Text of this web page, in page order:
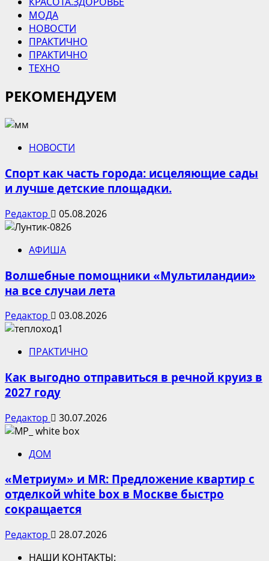
МОДА
НОВОСТИ
ПРАКТИЧНО
ПРАКТИЧНО
ТЕХНО
РЕКОМЕНДУЕМ
НОВОСТИ
Спорт как часть города: исцеляющие сады
и лучше детские площадки.
Редактор 05.08.2026
АФИША
Волшебные помощники «Мультиландии»
на все случаи лета
Редактор 03.08.2026
ПРАКТИЧНО
Как выгодно отправиться в речной круиз в
2027 году
Редактор 30.07.2026
ДОМ
«Метриум» и MR: Предложение квартир с
отделкой white box в Москве быстро
сокращается
Редактор
28.07.2026
НАШИ КОНТАКТЫ: